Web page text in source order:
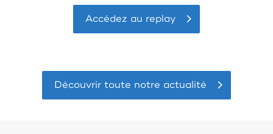
Accédez au replay
Découvrir toute notre actualité